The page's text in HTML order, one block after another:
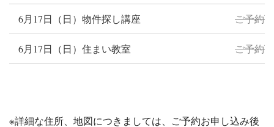
6月17日（日）物件探し講座 ご予約
6月17日（日）住まい教室 ご予約
※詳細な住所、地図につきましては、ご予約お申し込み後